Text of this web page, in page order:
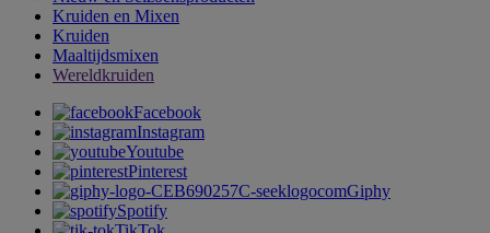
Kruiden en Mixen
Kruiden
Maaltijdsmixen
Wereldkruiden
Facebook
Instagram
Youtube
Pinterest
Giphy
Spotify